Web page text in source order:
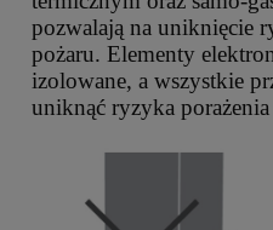
pozwalają na uniknięcie
pożaru. Elementy
izolowane, a wszystkie
uniknąć ryzyka